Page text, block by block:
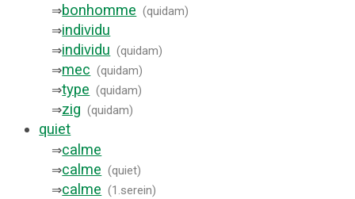
⇒bonhomme (quidam)
⇒individu
⇒individu (quidam)
⇒mec (quidam)
⇒type (quidam)
⇒zig (quidam)
quiet
⇒calme
⇒calme (quiet)
⇒calme (1.serein)